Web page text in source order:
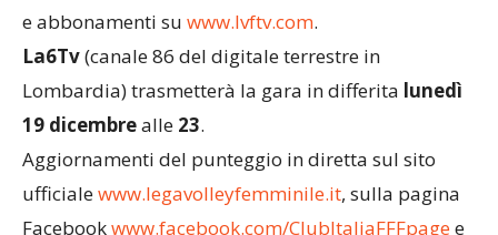
servizio è accessibile su abbonamento al costo di
12,95 € al mese o 59,95 € per l’intera stagione. Info
e abbonamenti suwww.lvftv.com.
La6Tv(canale 86 del digitale terrestre in
Lombardia) trasmetterà la gara in differita lunedì
19 dicembrealle23.
Aggiornamenti del punteggio in diretta sul sito